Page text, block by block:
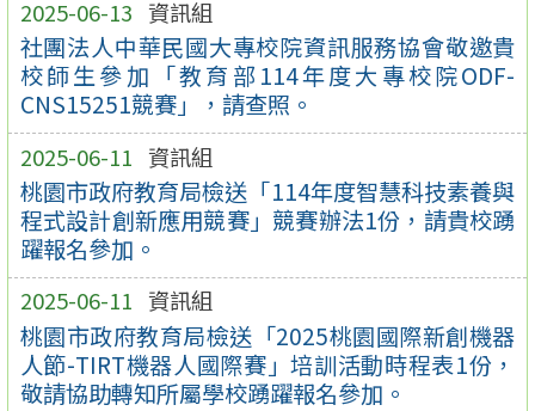
2025-06-13 資訊組
社團法人中華民國大專校院資訊服務協會敬邀貴
校師生參加「教育部114年度大專校院ODF-
CNS15251競賽」，請查照。
2025-06-11 資訊組
桃園市政府教育局檢送「114年度智慧科技素養與
程式設計創新應用競賽」競賽辦法1份，請貴校踴
躍報名參加。
2025-06-11 資訊組
桃園市政府教育局檢送「2025桃園國際新創機器
人節-TIRT機器人國際賽」培訓活動時程表1份，
敬請協助轉知所屬學校踴躍報名參加。